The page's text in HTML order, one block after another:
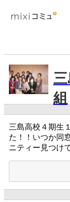
組
三島高校４期生
た！！いつか同
ニティー見つけ